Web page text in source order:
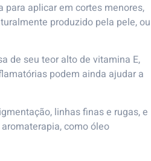
para aplicar em cortes menores,
produzido pela pele, ou
de seu teor alto de vitamina E,
podem ainda ajudar a
linhas finas e rugas, e
como óleo